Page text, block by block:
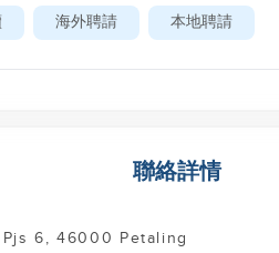
海外聘請 本地聘請
聯絡詳情
6, 46000 Petaling